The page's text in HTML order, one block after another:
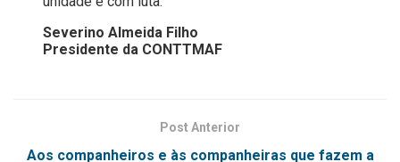
Severino Almeida Filho
Presidente da CONTTMAF
Post Anterior
Aos companheiros e às companheiras que fazem a